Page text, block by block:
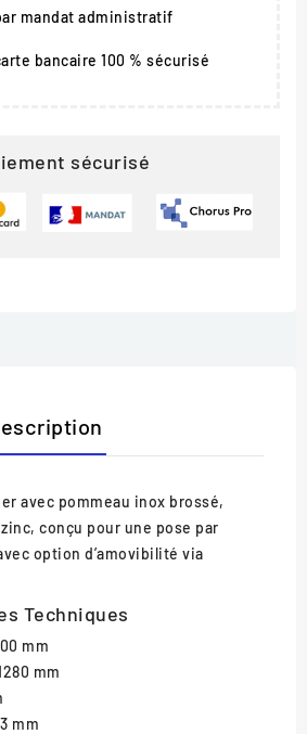
mandat administratif
bancaire 100 % sécurisé
sécurisé
avec pommeau inox brossé,
conçu pour une pose par
option d’amovibilité via
Techniques
mm
mm
3 mm